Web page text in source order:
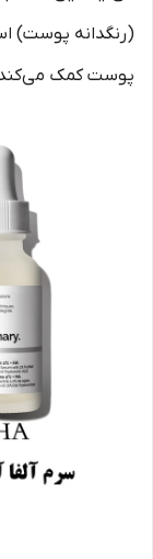
(رنگدانه پوست)
پوست کمک